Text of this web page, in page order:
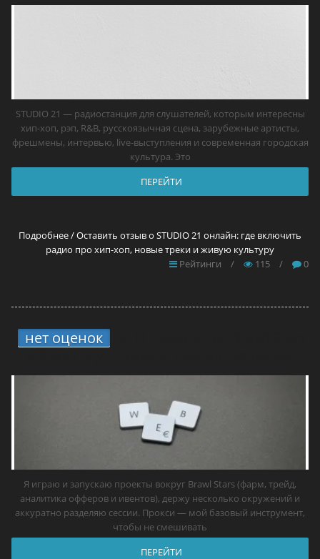
STUDIO 21 — радиостанция для слушателей, которым интересны
хип-хоп, рэп, R&B, русскоязычная сцена, зарубежные артисты,
фрешмены, интервью, live-выступления и современная городская
культура. Это
ПЕРЕЙТИ
Подробнее / Оставить отзыв о STUDIO 21 онлайн: где включить
радио про хип-хоп, новые треки и живую культуру
Рейтинги
/ 115 / 0
нет оценок
Я играю и запускаю проекты вокруг Brawl Stars (фарм, трейд,
аналитика офферов и ивентов), держу несколько окружений и
аккуратно разделяю сессии. Прокси — мой базовый инструмент,
чтобы не смешивать
ПЕРЕЙТИ